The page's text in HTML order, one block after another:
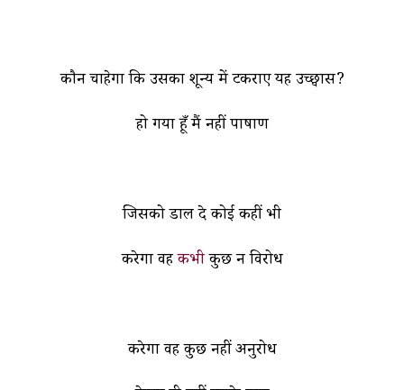
कौन चाहेगा कि उसका शून्य में टकराए यह उच्छ्वास?
हो गया हूँ मैं नहीं पाषाण
जिसको डाल दे कोई कहीं भी
करेगा वहकभीकुछ न विरोध
करेगा वह कुछ नहीं अनुरोध